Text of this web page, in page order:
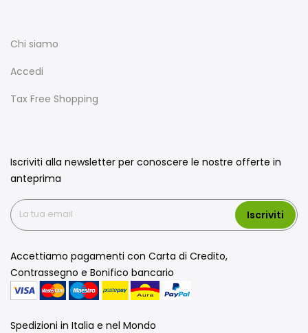
Chi siamo
Accedi
Tax Free Shopping
Iscriviti alla newsletter per conoscere le nostre offerte in
anteprima
Iscriviti
Accettiamo pagamenti con Carta di Credito,
Contrassegno e Bonifico bancario
Spedizioni in Italia e nel Mondo